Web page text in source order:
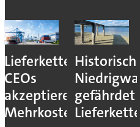
Lieferkettenresilienz:
CEOs
akzeptieren
Mehrkosten
gefährdet